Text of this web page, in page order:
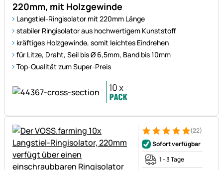
220mm, mit Holzgewinde
Langstiel-Ringisolator mit 220mm Länge
stabiler Ringisolator aus hochwertigem Kunststoff
kräftiges Holzgewinde, somit leichtes Eindrehen
für Litze, Draht, Seil bis Ø 6,5mm, Band bis 10mm
Top-Qualität zum Super-Preis
Bewertung: 5 von 5 (22
22 Bewertungen (22)
Sofort verfügbar
1 - 3 Tage